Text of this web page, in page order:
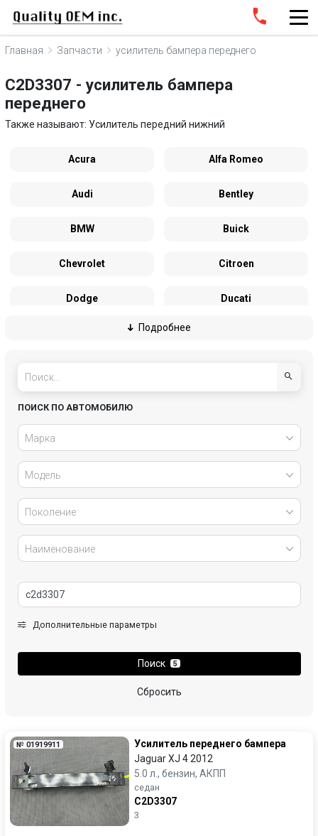
Главная Запчасти усилитель бампера переднего
C2D3307 - усилитель бампера
переднего
Также называют: Усилитель передний нижний
Acura Alfa Romeo
Audi Bentley
BMW Buick
Chevrolet Citroen
Dodge Ducati
Honda
SEAT Skoda
Subaru
Toyota
Подробнее
ПОИСК ПО АВТОМОБИЛЮ
Марка
Модель
Поколение
Наименование
Дополнительные параметры
Поиск 5
Сбросить
№ 01919911
Усилитель переднего бампера
Jaguar XJ 4 2012
5.0 л., бензин, АКПП
седан
C2D3307
3